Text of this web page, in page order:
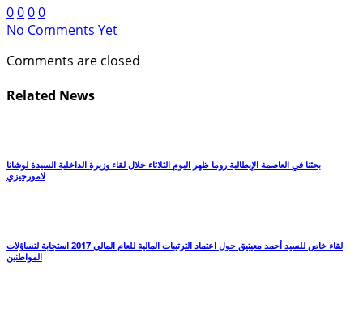
0000
No Comments Yet
Comments are closed
Related News
بحثنا في العاصمة الإيطالية روما ظهر اليوم الثلاثاء خلال لقاء وزيرة الداخلية السيدة لوشانا
لامورجيزي
لقاء خاص للسيد أحمد معيتيق حول اعتماد الترتيبات المالية للعام المالي 2017 استجابة لتساؤلات
المواطنين